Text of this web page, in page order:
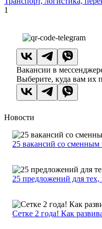
1
Вакансии в
Выберите, куда вам их
Новости
25 вакансий со сменным
25 предложений для
Сетке 2 года! Как